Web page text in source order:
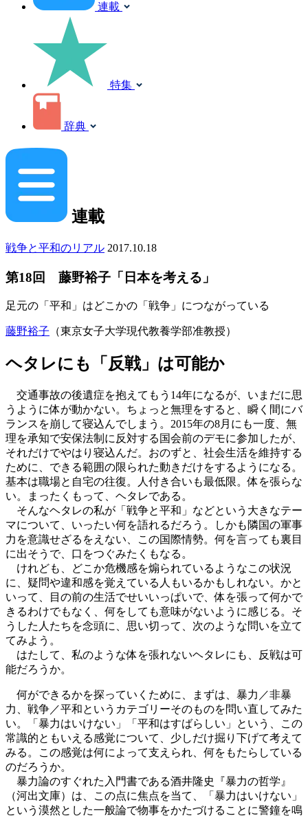
連載
特集
辞典
連載
戦争と平和のリアル 2017.10.18
第18回 藤野裕子「日本を考える」
足元の「平和」はどこかの「戦争」につながっている
藤野裕子 （東京女子大学現代教養学部准教授）
ヘタレにも「反戦」は可能か
交通事故の後遺症を抱えてもう14年になるが、いまだに思
うように体が動かない。ちょっと無理をすると、瞬く間にバ
ランスを崩して寝込んでしまう。2015年の8月にも一度、無
理を承知で安保法制に反対する国会前のデモに参加したが、
それだけでやはり寝込んだ。おのずと、社会生活を維持する
ために、できる範囲の限られた動きだけをするようになる。
基本は職場と自宅の往復。人付き合いも最低限。体を張らな
い。まったくもって、ヘタレである。
そんなヘタレの私が「戦争と平和」などという大きなテー
マについて、いったい何を語れるだろう。しかも隣国の軍事
力を意識せざるをえない、この国際情勢。何を言っても裏目
に出そうで、口をつぐみたくもなる。
けれども、どこか危機感を煽られているようなこの状況
に、疑問や違和感を覚えている人もいるかもしれない。かと
いって、目の前の生活でせいいっぱいで、体を張って何かで
きるわけでもなく、何をしても意味がないように感じる。そ
うした人たちを念頭に、思い切って、次のような問いを立て
てみよう。
はたして、私のような体を張れないヘタレにも、反戦は可
能だろうか。
何ができるかを探っていくために、まずは、暴力／非暴
力、戦争／平和というカテゴリーそのものを問い直してみた
い。「暴力はいけない」「平和はすばらしい」という、この
常識的ともいえる感覚について、少しだけ掘り下げて考えて
みる。この感覚は何によって支えられ、何をもたらしている
のだろうか。
暴力論のすぐれた入門書である酒井隆史『暴力の哲学』
（河出文庫）は、この点に焦点を当て、「暴力はいけない」
という漠然とした一般論で物事をかたづけることに警鐘を鳴